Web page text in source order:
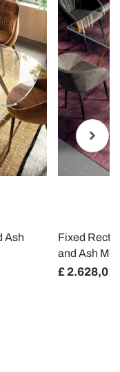
Ash
Fixed
and Ash
£ 2.628,01